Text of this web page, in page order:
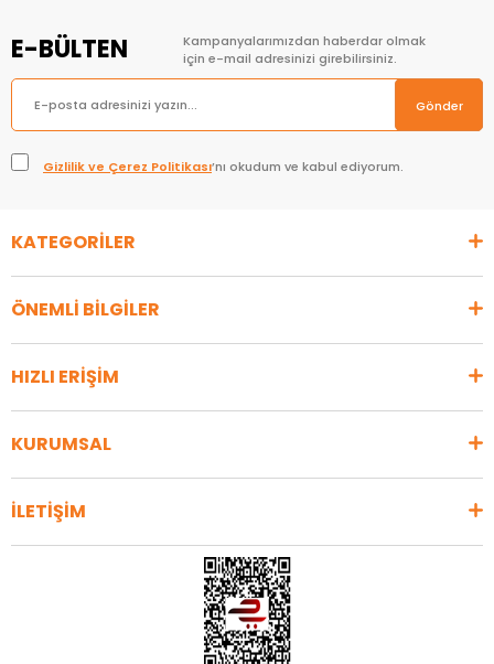
E-BÜLTEN
Kampanyalarımızdan haberdar olmak
için e-mail adresinizi girebilirsiniz.
Gönder
Gizlilik ve Çerez Politikası’nı okudum ve kabul ediyorum.
KATEGORİLER
ÖNEMLİ BİLGİLER
HIZLI ERİŞİM
KURUMSAL
İLETİŞİM